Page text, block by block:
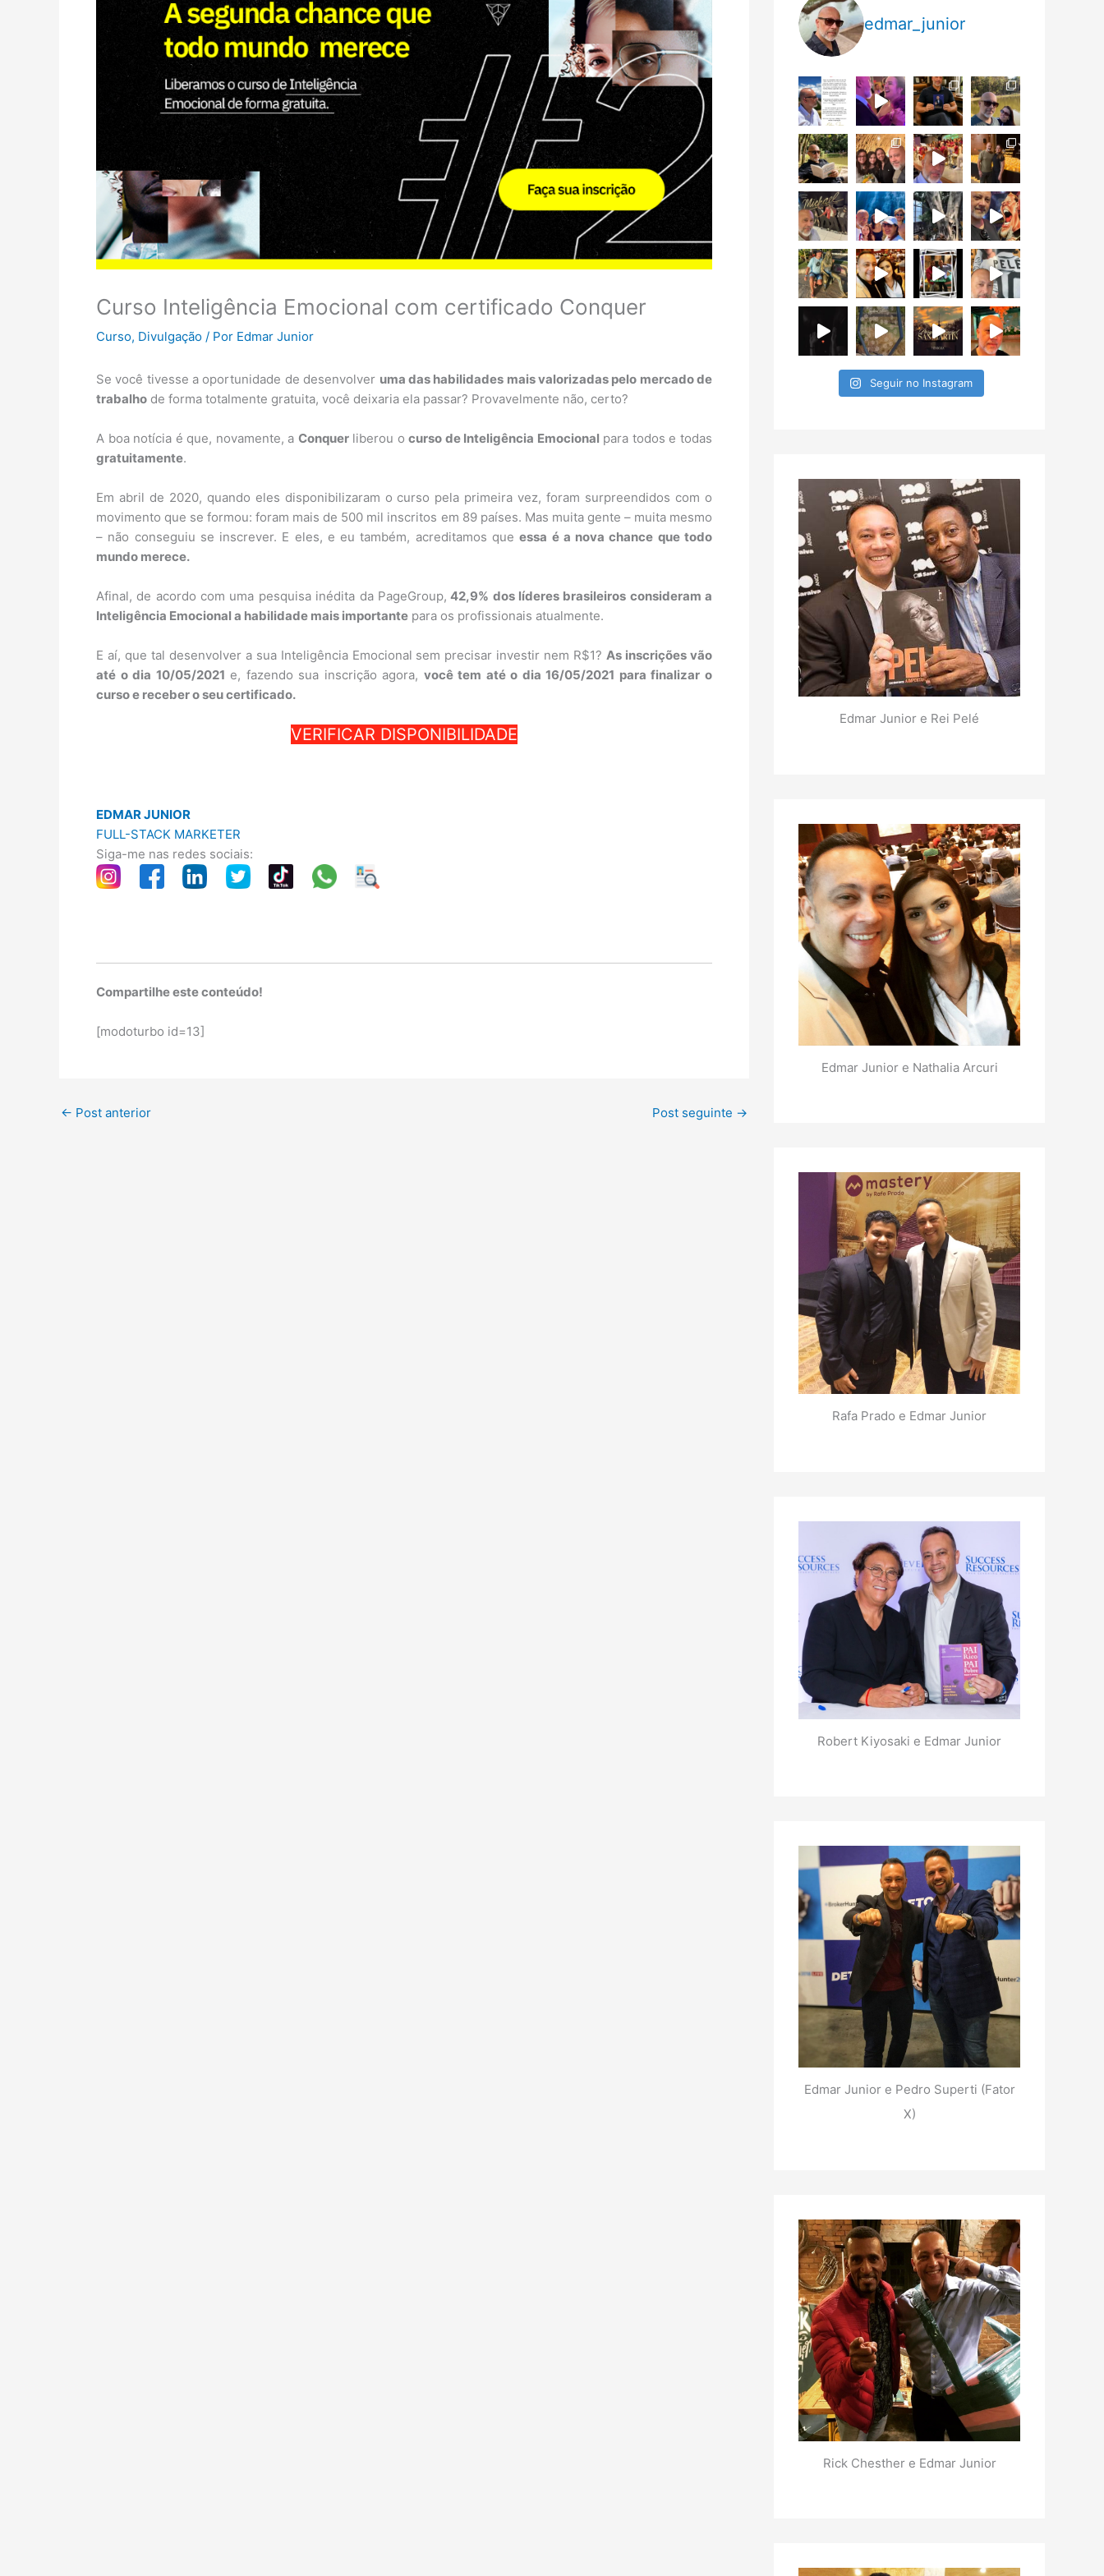
Curso Inteligência Emocional com certificado Conquer
Curso, Divulgação / Por Edmar Junior
Se você tivesse a oportunidade de desenvolver uma das habilidades mais valorizadas pelo mercado de
trabalho de forma totalmente gratuita, você deixaria ela passar? Provavelmente não, certo?
A boa notícia é que, novamente, a Conquerliberou ocurso de Inteligência Emocional para todos e todas
gratuitamente.
Em abril de 2020, quando eles disponibilizaram o curso pela primeira vez, foram surpreendidos com o
movimento que se formou: foram mais de 500 mil inscritos em 89 países. Mas muita gente – muita mesmo
– não conseguiu se inscrever. E eles, e eu também, acreditamos queessa é a nova chance que todo
mundo merece.
Afinal, de acordo com uma pesquisa inédita da PageGroup, 42,9% dos líderes brasileiros consideram a
Inteligência Emocional a habilidade mais importante para os profissionais atualmente.
E aí, que tal desenvolver a sua Inteligência Emocional sem precisar investir nem R$1?As inscrições vão
até o dia 10/05/2021 e, fazendo sua inscrição agora, você tem até o dia 16/05/2021 para finalizar o
curso e receber o seu certificado.
VERIFICAR DISPONIBILIDADE
EDMAR JUNIOR
FULL-STACK MARKETER
Siga-me nas redes sociais:
Compartilhe este conteúdo!
[modoturbo id=13]
← Post anterior Post seguinte →
edmar_junior
Seguir no Instagram
Edmar Junior e Rei Pelé
Edmar Junior e Nathalia Arcuri
Rafa Prado e Edmar Junior
Robert Kiyosaki e Edmar Junior
Edmar Junior e Pedro Superti (Fator
X)
Rick Chesther e Edmar Junior